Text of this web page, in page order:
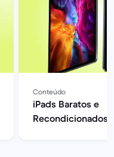
Conteúdo
iPads Baratos e
Recondicionados